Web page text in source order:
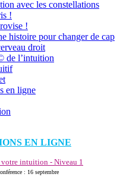
avec les constellations
!
!
histoire pour changer de cap
droit
de l’intuition
en ligne
EN LIGNE
intuition - Niveau 1
: 16 septembre